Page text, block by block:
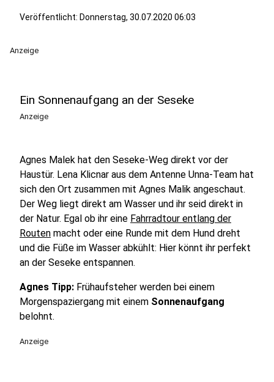
Veröffentlicht: Donnerstag, 30.07.2020 06:03
Anzeige
Ein Sonnenaufgang an der Seseke
Anzeige
Agnes Malek hat den Seseke-Weg direkt vor der
Haustür. Lena Klicnar aus dem Antenne Unna-Team hat
sich den Ort zusammen mit Agnes Malik angeschaut.
Der Weg liegt direkt am Wasser und ihr seid direkt in
der Natur. Egal ob ihr eine Fahrradtour entlang der
Routen macht oder eine Runde mit dem Hund dreht
und die Füße im Wasser abkühlt: Hier könnt ihr perfekt
an der Seseke entspannen.
Agnes Tipp: Frühaufsteher werden bei einem
Morgenspaziergang mit einem Sonnenaufgang
belohnt.
Anzeige